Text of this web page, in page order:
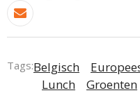
Tags:Belgisch
Lunch
Groenten